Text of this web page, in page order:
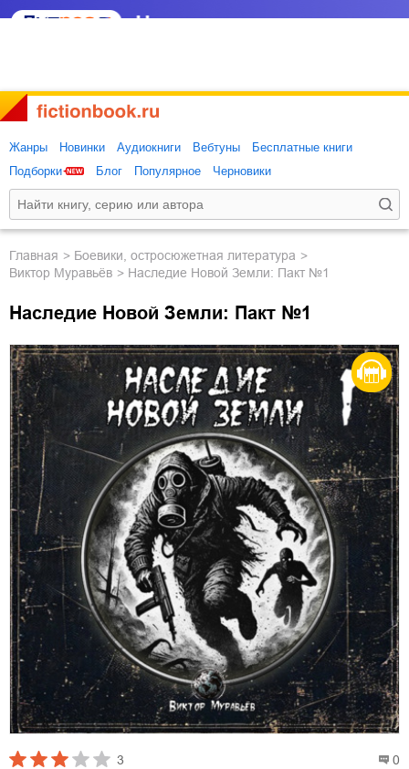
Жанры Новинки Аудиокниги Вебтуны
Бесплатные книги
Подборки
Блог Популярное Черновики
Главная
боевики, остросюжетная литература
Виктор Муравьёв
Наследие Новой Земли: Пакт №1
Наследие Новой Земли: Пакт №1
3 0